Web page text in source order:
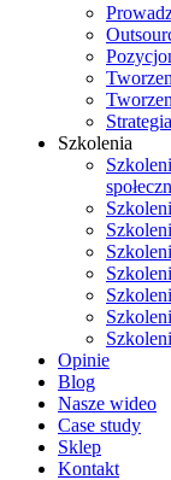
Szkolenia
Opinie
Blog
Nasze wideo
Case study
Sklep
Kontakt